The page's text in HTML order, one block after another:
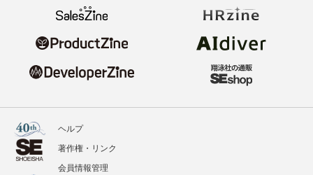
ヘルプ
著作権・リンク
会員情報管理